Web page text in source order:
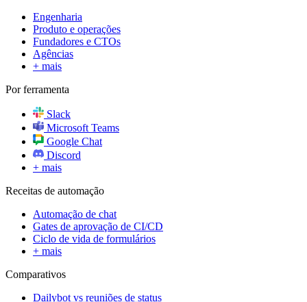
Engenharia
Produto e operações
Fundadores e CTOs
Agências
+ mais
Por ferramenta
Slack
Microsoft Teams
Google Chat
Discord
+ mais
Receitas de automação
Automação de chat
Gates de aprovação de CI/CD
Ciclo de vida de formulários
+ mais
Comparativos
Dailybot vs reuniões de status